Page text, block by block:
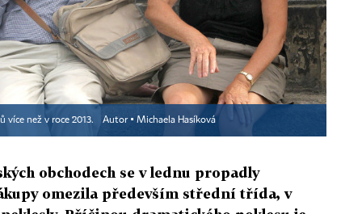
než v roce 2013. Autor ▪ Michaela Hasíková
obchodech se v lednu propadly
omezila především střední třída, v